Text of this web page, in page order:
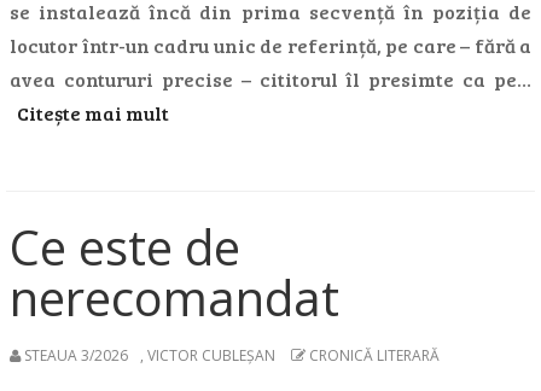
se instalează încă din prima secvență în poziția de
locutor într-un cadru unic de referință, pe care – fără a
avea contururi precise – cititorul îl presimte ca pe…
Citește mai mult
Ce este de
nerecomandat
STEAUA 3/2026 , VICTOR CUBLEȘAN CRONICĂ LITERARĂ